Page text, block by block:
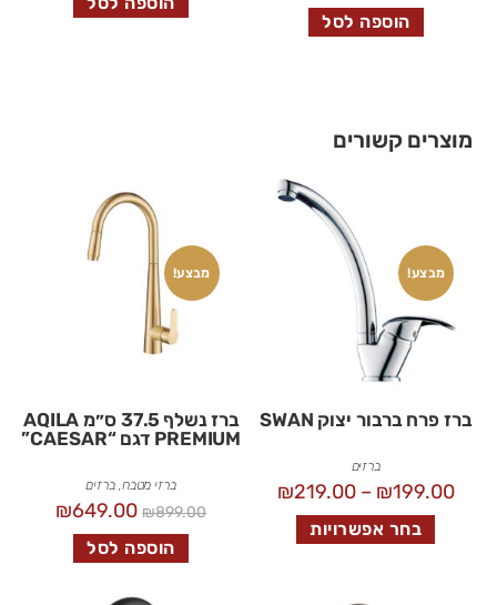
הוספה לסל
מוצרים קשורים
מבצע!
ברז פרח ברבור יצוק SWAN
ברזים
₪199.00
–
₪219.00
בחר אפשרויות
מבצע!
ברז נשלף 37.5 ס״מ AQILA
PREMIUM דגם “CAESAR”
ברזי מטבח ,ברזים
₪899.00
₪649.00
הוספה לסל